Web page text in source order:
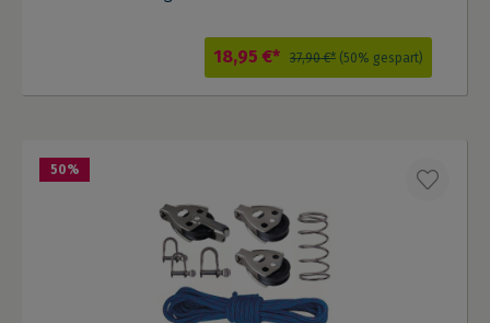
18,95 €* 37,90 €* (50% gespart)
50%